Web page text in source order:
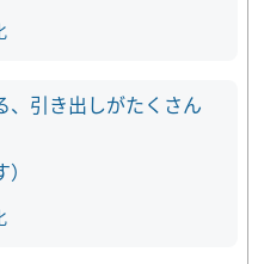
選手の間でよく使わ
、引き出しがたくさん